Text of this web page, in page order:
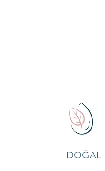
DOĞAL